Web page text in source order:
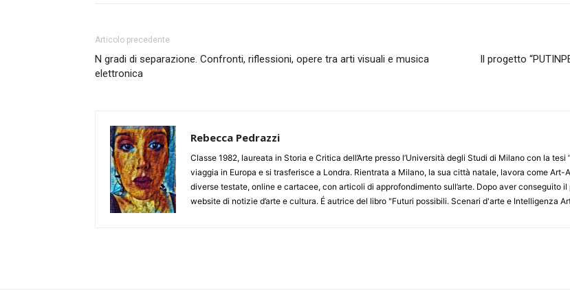
Articolo precedente
N gradi di separazione. Confronti, riflessioni, opere tra arti visuali e musica
elettronica
Il progetto
Rebecca Pedrazzi
Classe 1982, laureata in Storia e Critica dell’Arte presso l’Università degli Studi di Milano con la
viaggia in Europa e si trasferisce a Londra. Rientrata a Milano, la sua città natale, lavora come
diverse testate, online e cartacee, con articoli di approfondimento sull’arte. Dopo aver conseguito
website di notizie d’arte e cultura. É autrice del libro "Futuri possibili. Scenari d'arte e Intelligenza